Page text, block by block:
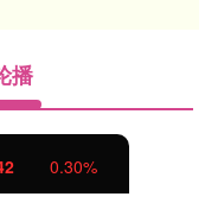
播
0.30%